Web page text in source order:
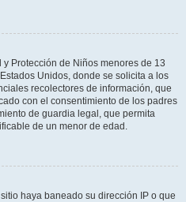
y Protección de Niños menores de 13
Unidos, donde se solicita a los
recolectores de información, que
con el consentimiento de los padres
de guardia legal, que permita
de un menor de edad.
haya baneado su dirección IP o que